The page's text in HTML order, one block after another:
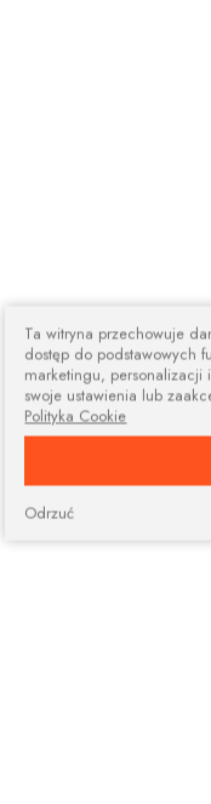
Ta witryna przechowuje
dostęp do podstawowych
marketingu,
swoje ustawienia lub
Polityka Cookie
Odrzuć